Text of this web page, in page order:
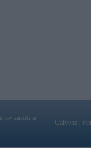
nav saistīts ar
Galvena